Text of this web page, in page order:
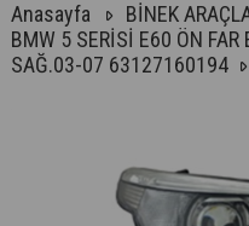
Anasayfa BİNEK
BMW 5 SERİSİ E60 ÖN FAR
SAĞ.03-07 63127160194